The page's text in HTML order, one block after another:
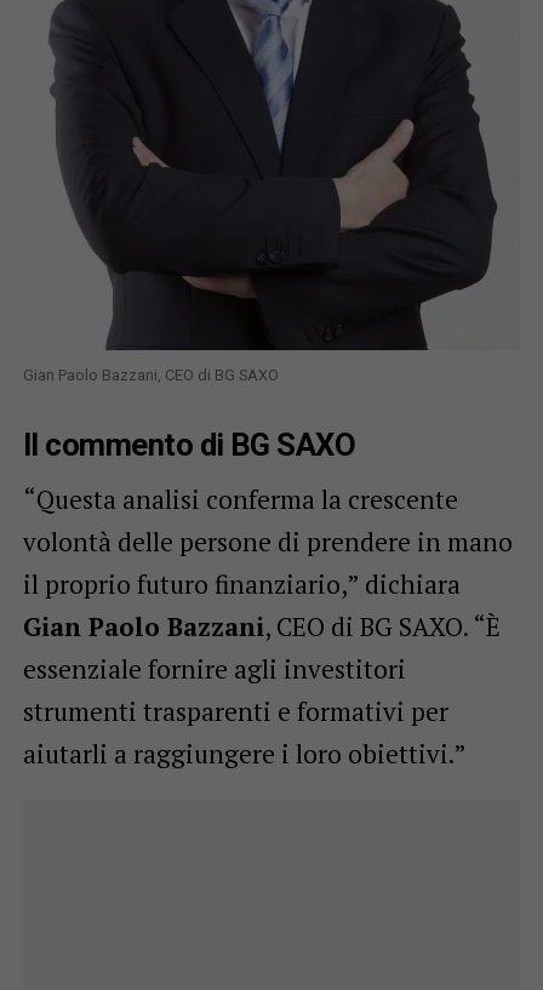
Gian Paolo Bazzani, CEO di BG SAXO
Il commento di BG SAXO
“Questa analisi conferma la crescente
volontà delle persone di prendere in mano
il proprio futuro finanziario,” dichiara
Gian Paolo Bazzani, CEO di BG SAXO. “È
essenziale fornire agli investitori
strumenti trasparenti e formativi per
aiutarli a raggiungere i loro obiettivi.”